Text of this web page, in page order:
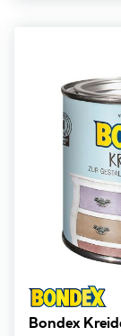
Bondex